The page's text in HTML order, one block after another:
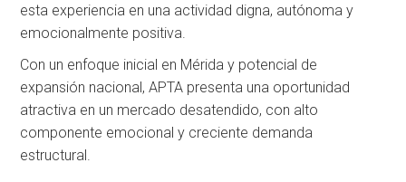
esta experiencia en una actividad digna, autónoma y
emocionalmente positiva.
Con un enfoque inicial en Mérida y potencial de
expansión nacional, APTA presenta una oportunidad
atractiva en un mercado desatendido, con alto
componente emocional y creciente demanda
estructural.